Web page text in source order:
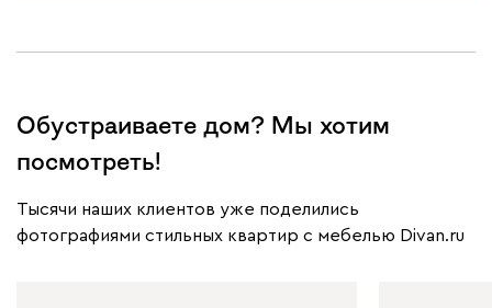
Обустраиваете дом? Мы хотим
посмотреть!
Тысячи наших клиентов уже поделились
фотографиями стильных квартир с мебелью Divan.ru